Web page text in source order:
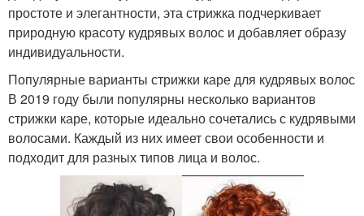
простоте и элегантности, эта стрижка подчеркивает
природную красоту кудрявых волос и добавляет образу
индивидуальности.
Популярные варианты стрижки каре для кудрявых волос
В 2019 году были популярны несколько вариантов
стрижки каре, которые идеально сочетались с кудрявыми
волосами. Каждый из них имеет свои особенности и
подходит для разных типов лица и волос.